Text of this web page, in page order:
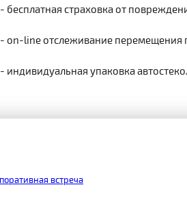
- бесплатная страховка от
- on-line отслеживание перемещения
- индивидуальная упаковка